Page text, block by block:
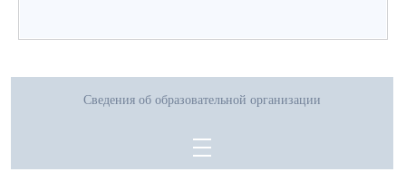
Сведения об образовательной организации